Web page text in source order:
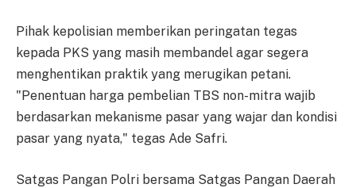
Pihak kepolisian memberikan peringatan tegas
kepada PKS yang masih membandel agar segera
menghentikan praktik yang merugikan petani.
"Penentuan harga pembelian TBS non-mitra wajib
berdasarkan mekanisme pasar yang wajar dan kondisi
pasar yang nyata," tegas Ade Safri.
Satgas Pangan Polri bersama Satgas Pangan Daerah